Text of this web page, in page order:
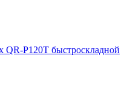
QR-P120T быстроскладной